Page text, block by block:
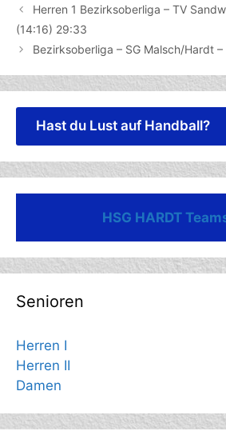
Herren 1 Bezirksoberliga – TV
(14:16) 29:33
Bezirksoberliga – SG Malsch/Hardt –
Hast du Lust auf Handball?
HSG HARDT
Senioren
Herren I
Herren II
Damen